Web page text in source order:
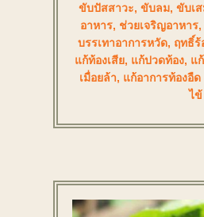
ขับปัสสาวะ, ขับลม, ขับเ
อาหาร, ช่วยเจริญอาหาร
บรรเทาอาการหวัด, ฤทธิ์ร้
แก้ท้องเสีย, แก้ปวดท้อง, แ
เมื่อยล้า, แก้อาการท้องอืด
ไข้